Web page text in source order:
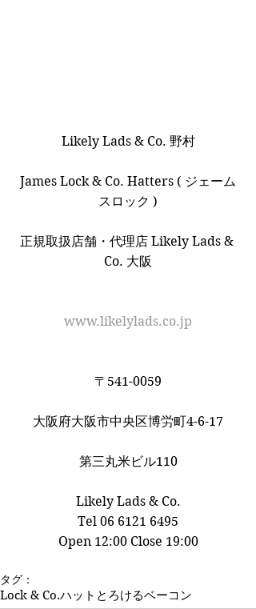
Likely Lads & Co. 野村
James Lock & Co. Hatters ( ジェーム
スロック )
正規取扱店舗・代理店 Likely Lads &
Co. 大阪
www.likelylads.co.jp
〒541-0059
大阪府大阪市中央区博労町4-6-17
第三丸米ビル110
Likely Lads & Co.﻿
Tel 06 6121 6495
Open 12:00 Close 19:00
タグ：
Lock & Co.ハット とろけるベーコン